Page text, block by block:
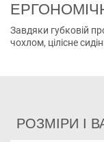
Завдяки губковій
чохлом, цілісне
РОЗМІРИ І